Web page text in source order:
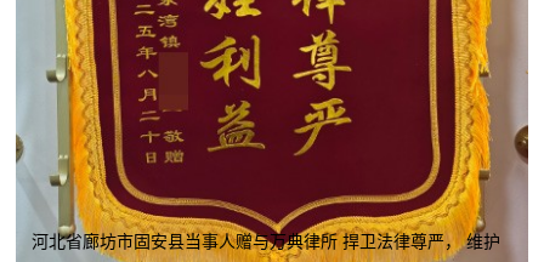
河北省廊坊市固安县当事人赠与万典律所 捍卫法律尊严， 维护